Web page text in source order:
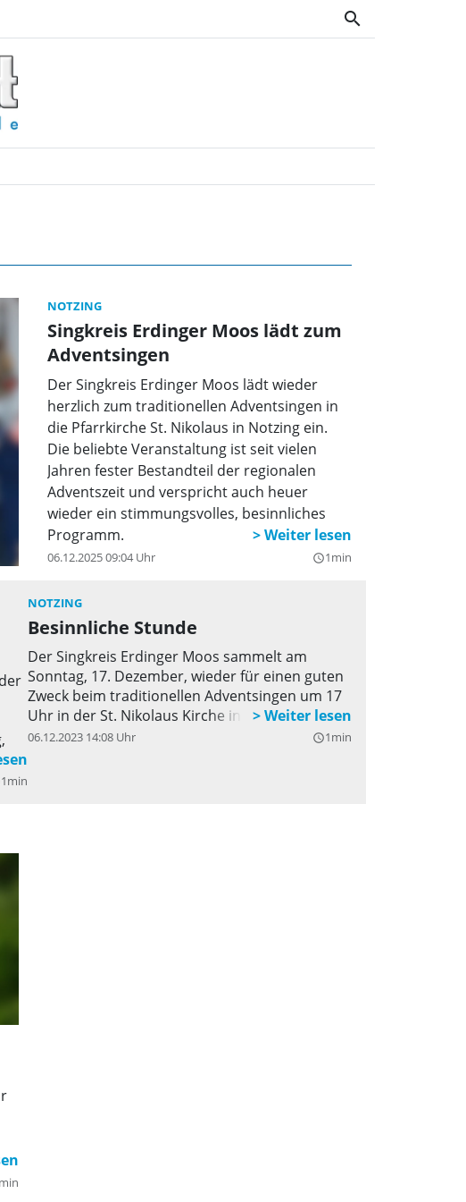
search
OWV
NOTZING
Singkreis Erdinger Moos lädt zum
Adventsingen
Der Singkreis Erdinger Moos lädt wieder
herzlich zum traditionellen Adventsingen in
die Pfarrkirche St. Nikolaus in Notzing ein.
Die beliebte Veranstaltung ist seit vielen
Jahren fester Bestandteil der regionalen
Adventszeit und verspricht auch heuer
wieder ein stimmungsvolles, besinnliches
Programm.
06.12.2025 09:04 Uhr query_builder1min
in
1min
NOTZING
Besinnliche Stunde
Der Singkreis Erdinger Moos sammelt am
Sonntag, 17. Dezember, wieder für einen guten
Zweck beim traditionellen Adventsingen um 17
Uhr in der St. Nikolaus Kirche in Notzing.
06.12.2023 14:08 Uhr query_builder1min